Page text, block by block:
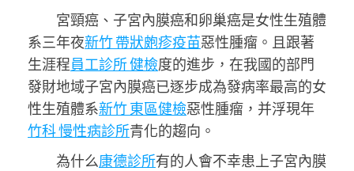
宮頸癌、子宮內膜癌和卵巢癌是女性生殖體
系三年夜新竹 帶狀皰疹疫苗惡性腫瘤。且跟著
生涯程員工診所 健檢度的進步，在我國的部門
發財地域子宮內膜癌已逐步成為發病率最高的女
性生殖體系新竹 東區健檢惡性腫瘤，并浮現年
竹科 慢性病診所青化的趨向。
為什么康德診所有的人會不幸患上子宮內膜